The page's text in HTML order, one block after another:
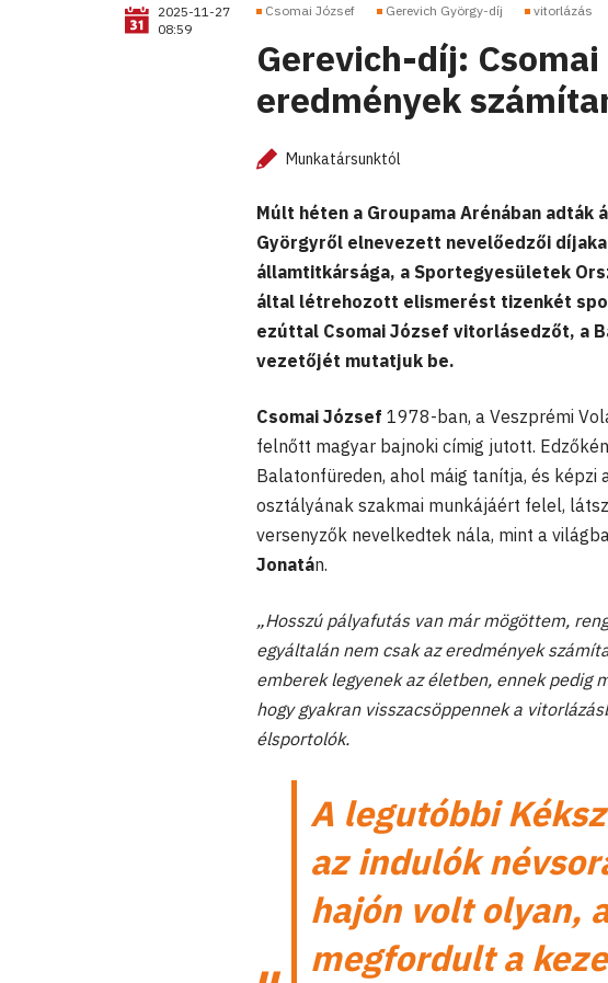
2025-11-27
08:59
Csomai József Gerevich György-díj vitorlázás
Gerevich-díj:
eredmények
Munkatársunktól
Múlt héten a Groupama Arénában
Györgyről elnevezett nevelőedzői
államtitkársága, a Sportegyesületek
által létrehozott elismerést tizenkét
ezúttal Csomai József vitorlásedzőt, a
vezetőjét mutatjuk be.
Csomai József 1978-ban, a Veszprémi
felnőtt magyar bajnoki címig jutott.
Balatonfüreden, ahol máig tanítja, és képzi
osztályának szakmai munkájáért felel,
versenyzők nevelkedtek nála, mint a
Jonatán.
„Hosszú pályafutás van már mögöttem,
egyáltalán nem csak az eredmények
emberek legyenek az életben, ennek pedig
hogy gyakran visszacsöppennek a
élsportolók.
A legutóbbi
az indulók
hajón volt olyan,
megfordult a